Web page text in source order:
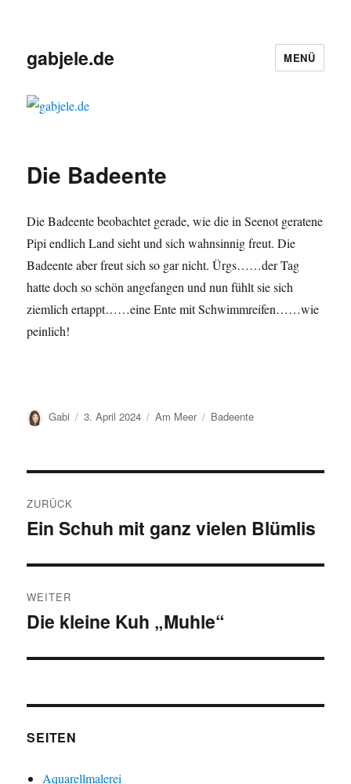
gabjele.de MENÜ
Die Badeente
Die Badeente beobachtet gerade, wie die in Seenot geratene
Pipi endlich Land sieht und sich wahnsinnig freut. Die
Badeente aber freut sich so gar nicht. Ürgs……der Tag
hatte doch so schön angefangen und nun fühlt sie sich
ziemlich ertappt……eine Ente mit Schwimmreifen……wie
peinlich!
Autor
Gabi
Veröffentlicht
3. April 2024 Kategorien
Am Meer Schlagwörter
Badeente
ZURÜCK
Vorheriger
Ein Schuh mit ganz vielen Blümlis
WEITER
Nächster
Die kleine Kuh „Muhle“
SEITEN
Aquarellmalerei